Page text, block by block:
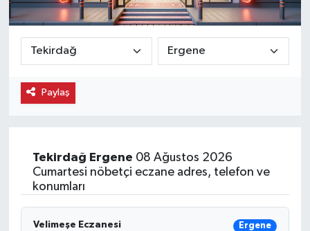
Paylaş
Tekirdağ Ergene 08 Ağustos 2026
Cumartesi nöbetçi eczane adres, telefon ve
konumları
Velimeşe Eczanesi Ergene
Ekonomi
Eleman
Emlak
Gurme